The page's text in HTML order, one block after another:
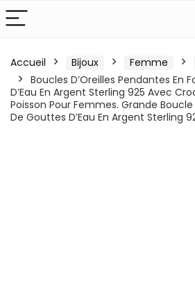
Accueil Bijoux Femme
Boucles D’Oreilles Pendantes En
D’Eau En Argent Sterling 925 Avec
Poisson Pour Femmes. Grande Boucle
De Gouttes D’Eau En Argent Sterling